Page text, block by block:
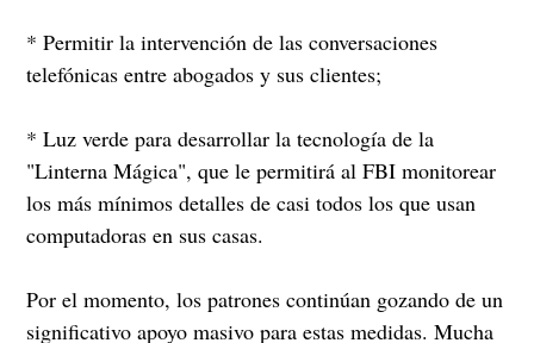
* Permitir la intervención de las conversaciones
telefónicas entre abogados y sus clientes;
* Luz verde para desarrollar la tecnología de la
"Linterna Mágica", que le permitirá al FBI monitorear
los más mínimos detalles de casi todos los que usan
computadoras en sus casas.
Por el momento, los patrones continúan gozando de un
significativo apoyo masivo para estas medidas. Mucha